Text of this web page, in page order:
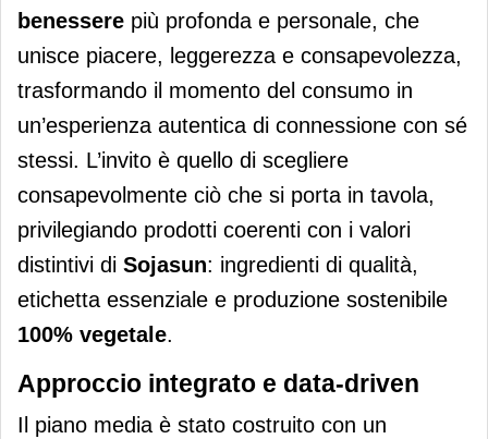
benessere più profonda e personale, che
unisce piacere, leggerezza e consapevolezza,
trasformando il momento del consumo in
un’esperienza autentica di connessione con sé
stessi. L’invito è quello di scegliere
consapevolmente ciò che si porta in tavola,
privilegiando prodotti coerenti con i valori
distintivi di Sojasun: ingredienti di qualità,
etichetta essenziale e produzione sostenibile
100% vegetale.
Approccio integrato e data-driven
Il piano media è stato costruito con un